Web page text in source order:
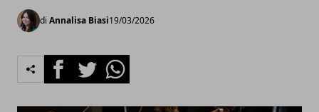
di Annalisa Biasi19/03/2026
FacebookTwitterWhatsapp